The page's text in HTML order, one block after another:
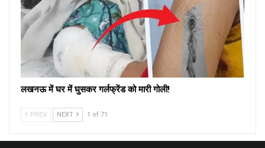
लखनऊ में घर में घुसकर गर्लफ्रेंड को मारी गोली!
PREV NEXT 1 of 71